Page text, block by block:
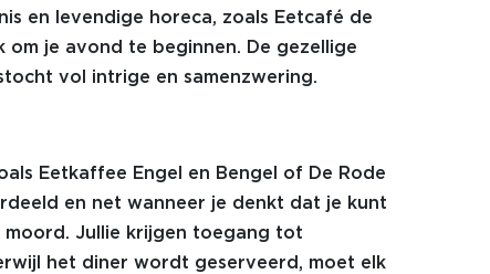
en levendige horeca, zoals Eetcafé de
je avond te beginnen. De gezellige
vol intrige en samenzwering.
Eetkaffee Engel en Bengel of De Rode
en net wanneer je denkt dat je kunt
Jullie krijgen toegang tot
het diner wordt geserveerd, moet elk